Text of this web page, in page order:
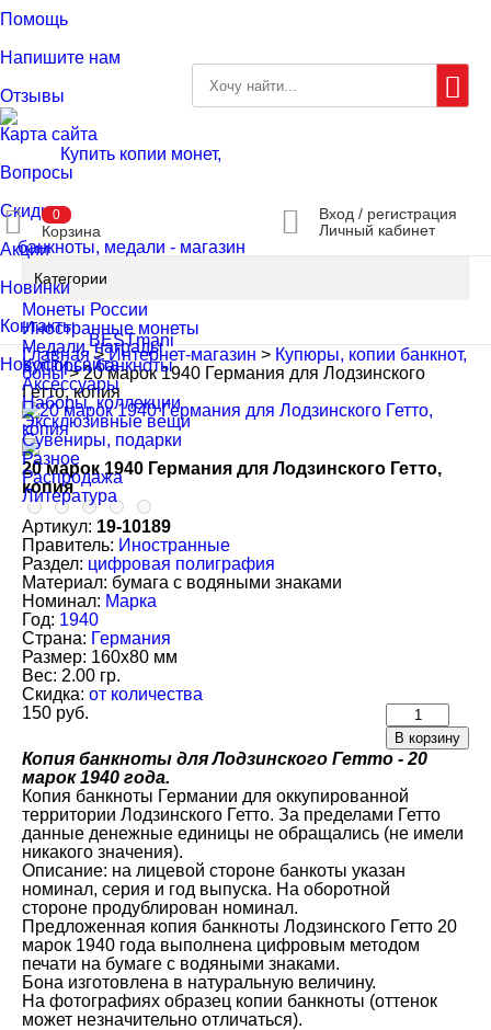
Помощь
Напишите нам
Отзывы
Карта сайта
Вопросы
Скидки
Акции
Новинки
Контакты
Новости сайта
0
Корзина
Вход / регистрация
Личный кабинет
Категории
Монеты России
Иностранные монеты
Медали, награды
Купюры, банкноты
Аксессуары
Наборы, коллекции
Эксклюзивные вещи
Сувениры, подарки
Разное
Распродажа
Литература
Главная >Интернет-магазин > Купюры, копии банкнот,
боны>20 марок 1940 Германия для Лодзинского
Гетто, копия
20 марок 1940 Германия для Лодзинского Гетто,
копия
Артикул: 19-10189
Правитель: Иностранные
Раздел: цифровая полиграфия
Материал: бумага с водяными знаками
Номинал: Марка
Год: 1940
Страна: Германия
Размер: 160х80 мм
Вес: 2.00 гр.
Скидка: от количества
150 руб.
Копия банкноты для Лодзинского Гетто - 20
марок 1940 года.
Копия банкноты Германии для оккупированной
территории Лодзинского Гетто. За пределами Гетто
данные денежные единицы не обращались (не имели
никакого значения).
Описание: на лицевой стороне банкоты указан
номинал, серия и год выпуска. На оборотной
стороне продублирован номинал.
Предложенная копия банкноты Лодзинского Гетто 20
марок 1940 года выполнена цифровым методом
печати на бумаге с водяными знаками.
Бона изготовлена в натуральную величину.
На фотографиях образец копии банкноты (оттенок
может незначительно отличаться).